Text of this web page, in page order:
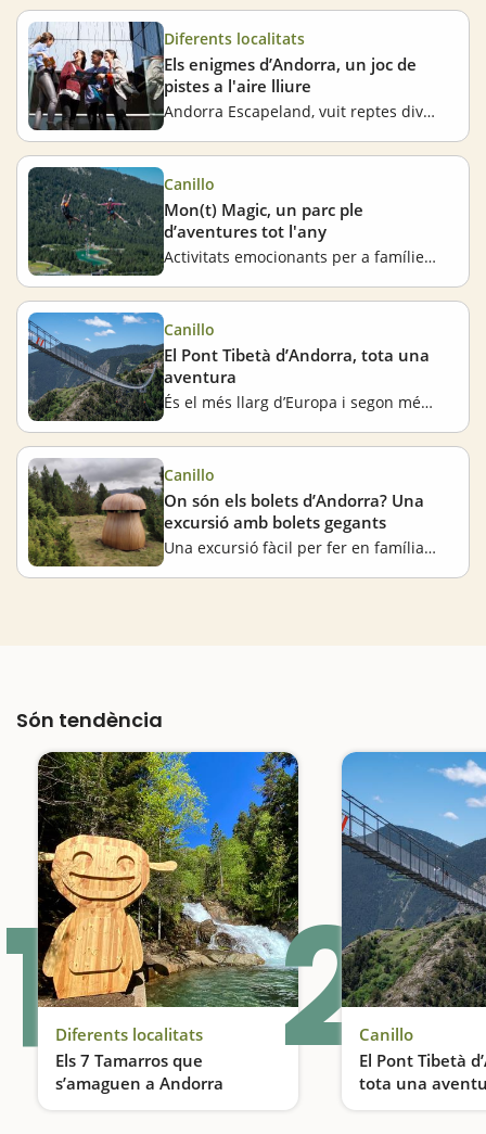
Diferents localitats
Els enigmes d’Andorra, un joc de
pistes a l'aire lliure
Andorra Escapeland, vuit reptes divertits a l’aire lliure
Canillo
Mon(t) Magic, un parc ple
d’aventures tot l'any
Activitats emocionants per a famílies durant tot l’any
Canillo
El Pont Tibetà d’Andorra, tota una
aventura
És el més llarg d’Europa i segon més llarg del món
Canillo
On són els bolets d’Andorra? Una
excursió amb bolets gegants
Una excursió fàcil per fer en família i plena de bolets gegants de fusta
Són tendència
1 Diferents localitats
Els 7 Tamarros que
s’amaguen a Andorra
Descobreix els Tamarros d’Andorra, una activitat ideal per fer en família
2Canillo
El Pont Tibetà
tota una